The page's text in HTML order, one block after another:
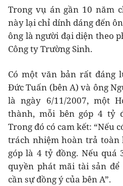
Trong vụ án gần 10 năm
này lại chỉ dính dáng đến
ông là người đại diện theo
Công ty Trường Sinh.
Có một văn bản rất đáng
Đức Tuấn (bên A) và ông
là ngày 6/11/2007, một
thành, mỗi bên góp 4 tỷ
Trong đó có cam kết: “Nếu
trách nhiệm hoàn trả toàn
góp là 4 tỷ đồng. Nếu quá
quyền phát mãi tài sản
cần sự đồng ý của bên A”.